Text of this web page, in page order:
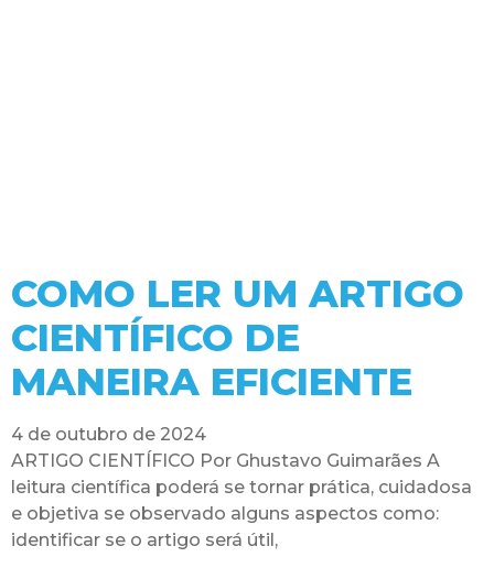
COMO LER UM ARTIGO
CIENTÍFICO DE
MANEIRA EFICIENTE
4 de outubro de 2024
ARTIGO CIENTÍFICO Por Ghustavo Guimarães A
leitura científica poderá se tornar prática, cuidadosa
e objetiva se observado alguns aspectos como:
identificar se o artigo será útil,